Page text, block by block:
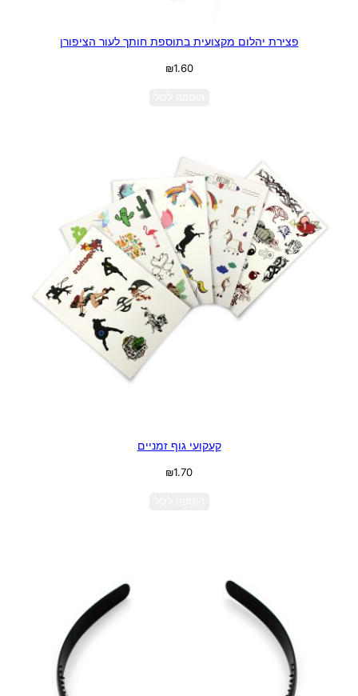
פצירת יהלום מקצועית בתוספת חותך לעור הציפורן
₪1.60
קעקועי גוף זמניים
₪1.70